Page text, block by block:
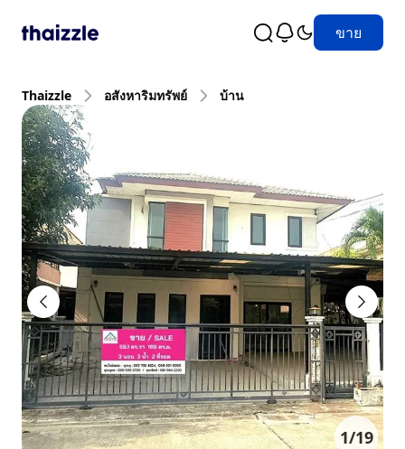
ขาย
Thaizzle อสังหาริมทรัพย์ บ้าน
1/19